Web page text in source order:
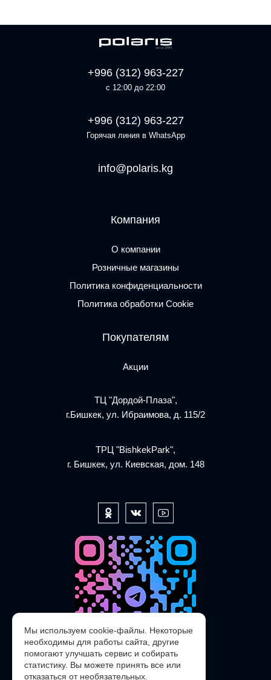
+996 (312) 963-227
с 12:00 до 22:00
+996 (312) 963-227
Горячая линия в WhatsApp
info@polaris.kg
Компания
О компании
Розничные магазины
Политика конфиденциальности
Политика обработки Cookie
Покупателям
Акции
ТЦ "Дордой-Плаза",
г.Бишкек, ул. Ибраимова, д. 115/2
ТРЦ "BishkekPark",
г. Бишкек, ул. Киевская, дом. 148
Мы используем cookie-файлы. Некоторые
необходимы для работы сайта, другие
помогают улучшать сервис и собирать
статистику. Вы можете принять все или
отказаться от необязательных.